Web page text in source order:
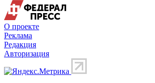
О проекте
Реклама
Редакция
Авторизация